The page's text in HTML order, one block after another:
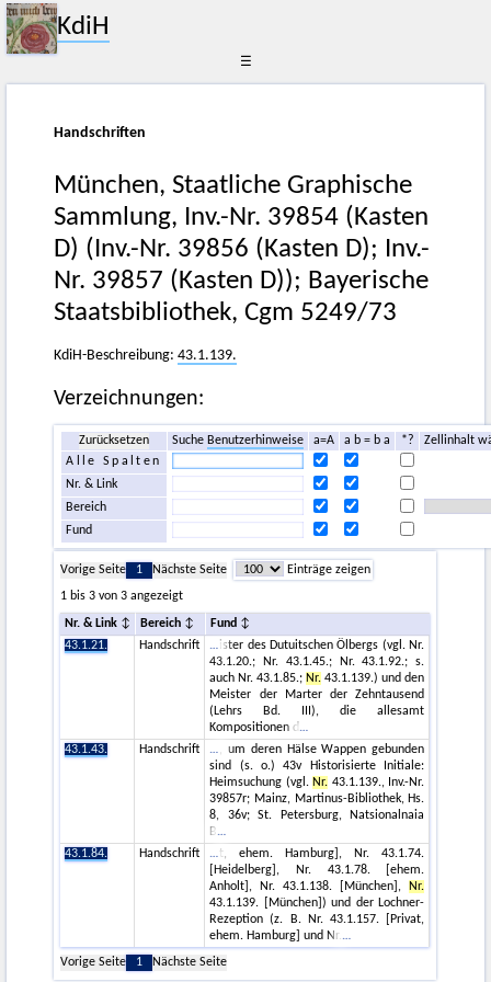
KdiH
☰
Handschriften
München, Staatliche Graphische
Sammlung, Inv.-Nr. 39854 (Kasten
D) (Inv.-Nr. 39856 (Kasten D); Inv.-
Nr. 39857 (Kasten D)); Bayerische
Staatsbibliothek, Cgm 5249/73
KdiH-Beschreibung:43.1.139.
Verzeichnungen:
Zurücksetzen Suche Benutzerhinweise a=A a b = b a *?
Zellinhalt
Alle Spalten
Nr. & Link
Bereich
Fund
Vorige Seite 1 Nächste Seite
Einträge zeigen
1 bis 3 von 3 angezeigt
Nr. & Link Bereich
Fund
43.1.21.
Handschrift
ister des Dutuitschen Ölbergs (vgl. Nr.
43.1.20.; Nr. 43.1.45.; Nr. 43.1.92.; s.
auch Nr. 43.1.85.; Nr. 43.1.139.) und den
Meister der Marter der Zehntausend
(Lehrs Bd. III), die allesamt
Kompositionen d
43.1.43.
Handschrift
, um deren Hälse Wappen gebunden
sind (s. o.) 43v Historisierte Initiale:
Heimsuchung (vgl. Nr. 43.1.139., Inv.-Nr.
39857r; Mainz, Martinus-Bibliothek, Hs.
8, 36v; St. Petersburg, Natsionalnaia
B
43.1.84.
Handschrift
t, ehem. Hamburg], Nr. 43.1.74.
[Heidelberg], Nr. 43.1.78. [ehem.
Anholt], Nr. 43.1.138. [München], Nr.
43.1.139. [München]) und der Lochner-
Rezeption (z. B. Nr. 43.1.157. [Privat,
ehem. Hamburg] und Nr.
Vorige Seite
1 Nächste Seite